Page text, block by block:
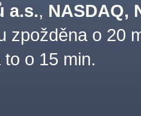
a.s., NASDAQ,
zpožděna o 20
o 15 min.